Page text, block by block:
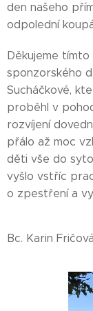
den našeho
odpolední
Děkujeme
sponzorského
Sucháčkové,
proběhl v
rozvíjení
přálo až moc
děti vše do
vyšlo vstříc
o zpestření a
Bc. Karin Fričová